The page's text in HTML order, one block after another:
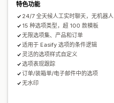
特色功能
24/7 全天候人工实时聊天，无机器人
15 种选项类型，超 100 款模板
无限选项集、产品和订单
适用于 Easify 选项的条件逻辑
灵活的选项样式自定义
选项表现跟踪
订单/装箱单/电子邮件中的选项
无水印